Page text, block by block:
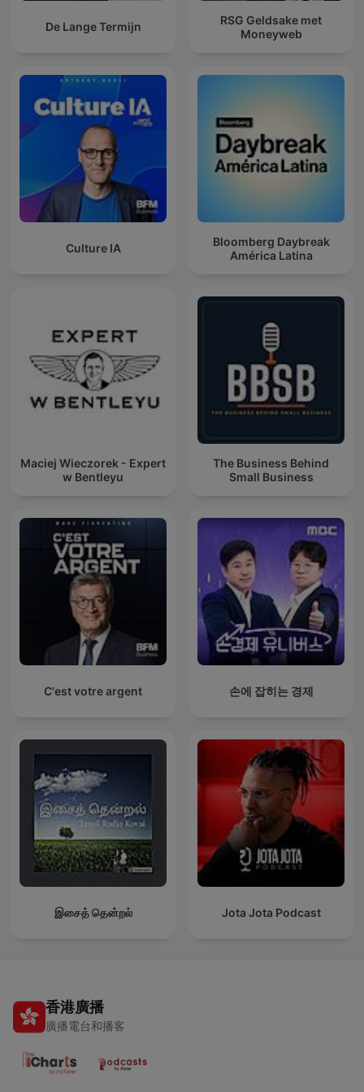
De Lange Termijn
RSG Geldsake met
Moneyweb
Culture IA
Bloomberg Daybreak
América Latina
Maciej Wieczorek - Expert
w Bentleyu
The Business Behind
Small Business
C'est votre argent 손에 잡히는 경제
இசைத் தென்றல் Jota Jota Podcast
香港廣播
廣播電台和播客